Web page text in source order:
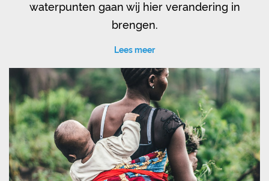
waterpunten gaan wij hier verandering in
brengen.
Lees meer